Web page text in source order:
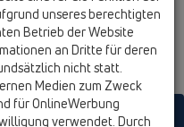
unseres berechtigten
Betrieb der Website
an Dritte für deren
nicht statt.
Medien zum Zweck
für OnlineWerbung
verwendet. Durch